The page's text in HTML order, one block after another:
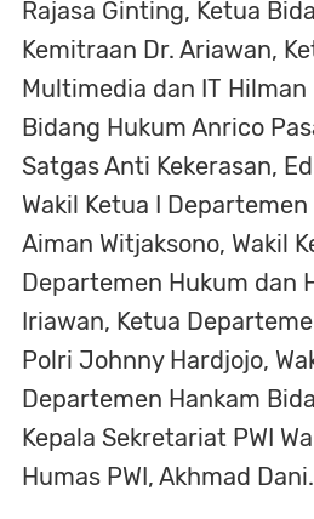
Rajasa Ginting, Ketua
Kemitraan Dr. Ariawan,
Multimedia dan IT
Bidang Hukum Anrico
Satgas Anti Kekerasan,
Wakil Ketua I
Aiman Witjaksono, Wakil
Departemen Hukum dan
Iriawan, Ketua
Polri Johnny Hardjojo,
Departemen Hankam
Kepala Sekretariat PWI
Humas PWI, Akhmad Dani.